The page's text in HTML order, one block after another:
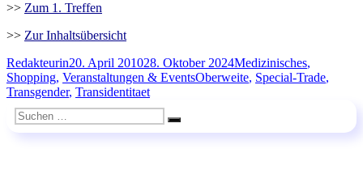
>> Zum 1. Treffen
>> Zur Inhaltsübersicht
Autor
RedakteurinVeröffentlicht
am
20. April 201028. Oktober 2024Kategorien
Medizinisches,
Shopping, Veranstaltungen & EventsSchlagwörter
Oberweite, Special-Trade,
Transgender, Transidentitaet
Suchen
nach:
Suchen